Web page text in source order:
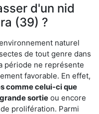
d'un nid
(39) ?
naturel
de tout genre dans
période ne représente
favorable. En effet,
comme celui-ci que
sortie ou encore
prolifération. Parmi